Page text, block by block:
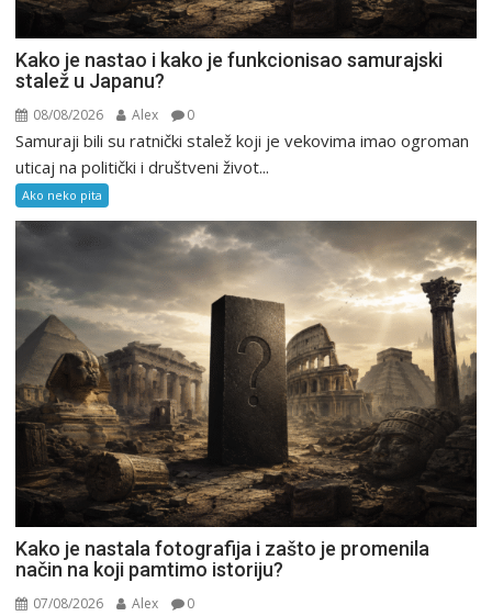
Kako je nastao i kako je funkcionisao samurajski
stalež u Japanu?
08/08/2026 Alex 0
Samuraji bili su ratnički stalež koji je vekovima imao ogroman
uticaj na politički i društveni život...
Ako neko pita
Kako je nastala fotografija i zašto je promenila
način na koji pamtimo istoriju?
07/08/2026 Alex 0